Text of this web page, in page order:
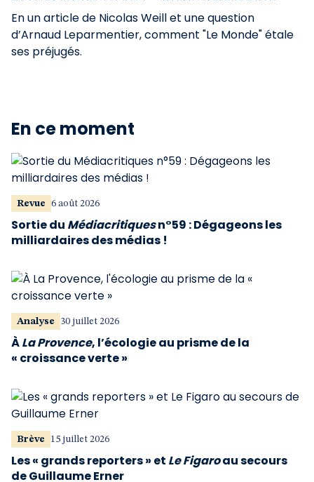
En un article de Nicolas Weill et une question
d’Arnaud Leparmentier, comment "Le Monde" étale
ses préjugés.
En ce moment
Revue 6 août 2026
Sortie du Médiacritiquesn°59 : Dégageons les
milliardaires des médias !
Analyse 30 juillet 2026
ÀLa Provence, l’écologie au prisme de la
« croissance verte »
Brève 15 juillet 2026
Les « grands reporters » et Le Figaroau secours
de Guillaume Erner